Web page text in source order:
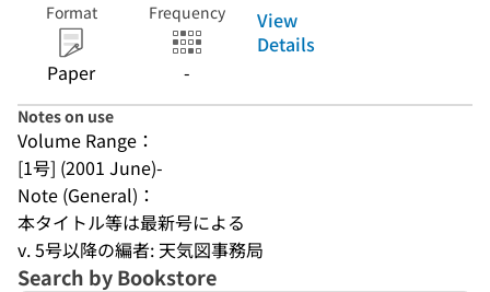
Format
Paper
Frequency
-
View
Details
Notes on use
Volume Range：
[1号] (2001 June)-
Note (General)：
本タイトル等は最新号による
v. 5号以降の編者: 天気図事務局
Search by Bookstore